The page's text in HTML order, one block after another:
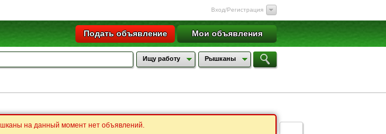
Вход/Регистрация
Мои объявления
Подать объявление
Ищу работу Рышканы
на данный момент нет объявлений.